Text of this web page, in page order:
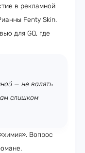
в рекламной
Fenty Skin.
для GQ, где
— не валять
слишком
Вопрос